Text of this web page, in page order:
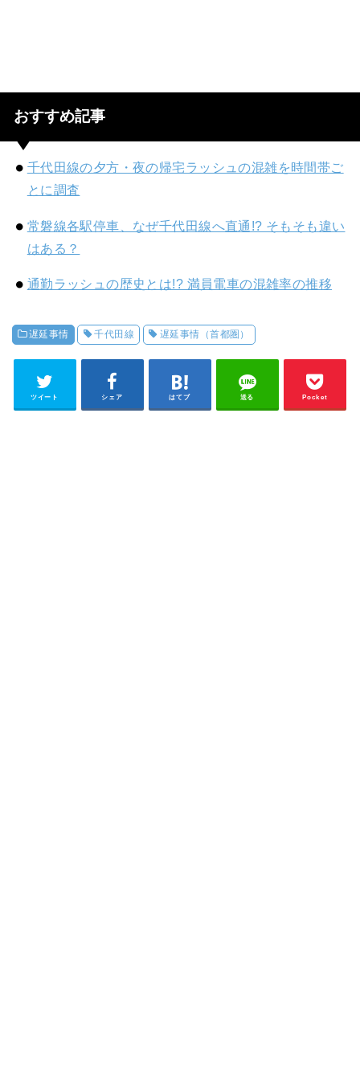
おすすめ記事
千代田線の夕方・夜の帰宅ラッシュの混雑を時間帯ご
とに調査
常磐線各駅停車、なぜ千代田線へ直通!? そもそも違い
はある？
通勤ラッシュの歴史とは!? 満員電車の混雑率の推移
遅延事情 千代田線 遅延事情（首都圏）
ツイート シェア はてブ 送る Pocket